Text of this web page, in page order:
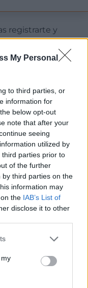
My Personal
to third parties, or
information for
below opt-out
note that after your
seeing
utilized by
parties prior to
of the further
third parties on the
information may
the IAB’s List of
disclose it to other
registrarte y
que es
social.
y
por cualquier
trabajar. Con este
empresas
de que estás